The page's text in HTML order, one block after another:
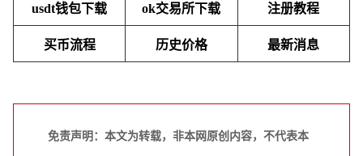
usdt钱包下载 ok交易所下载 注册教程
买币流程 历史价格 最新消息
免责声明：本文为转载，非本网原创内容，不代表本